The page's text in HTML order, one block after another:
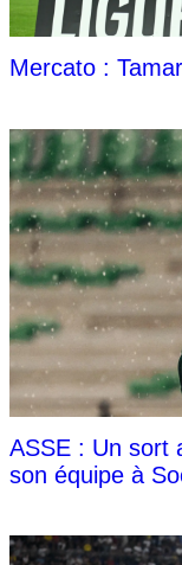
Mercato :
ASSE : Un sort
son équipe à